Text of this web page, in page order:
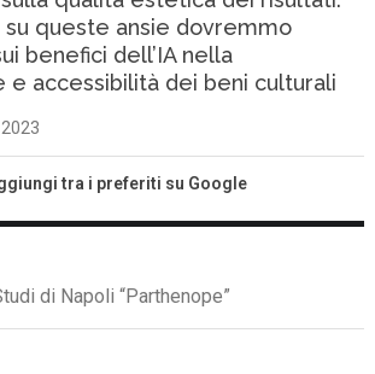
su queste ansie dovremmo
benefici dell’IA nella
e accessibilità dei beni culturali
tra i preferiti su Google
di Napoli “Parthenope”